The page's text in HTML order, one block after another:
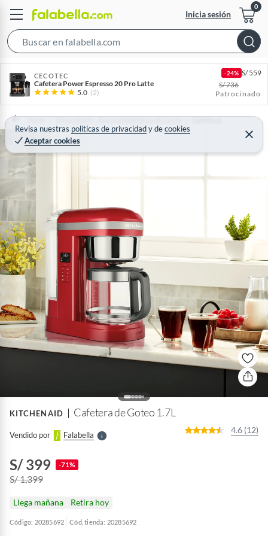
Inicia sesión
h
B
CECOTEC
Cafetera Power Espresso 20 Pro Latte
5.0 (2)
-24% S/559
S/736
Patrocinado
Revisa nuestras políticas de privacidadydecookies
Aceptar cookies
C
e
r
Home Electrohogar - Electrodomésticos de Cocina Cafeteras
KITCHENAID Cafetera de Goteo 1.7L
Vendido por FalabellaS
l
l
e
f
4.6 (12)
S/ 399 -71%
S/ 1,399
Llega mañana Retira hoy
Código: 20285692 Cód. tienda: 20285692